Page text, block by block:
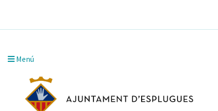
Menú